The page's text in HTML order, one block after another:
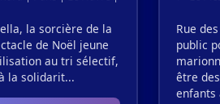
la sorcière de la
de Noël jeune
au tri sélectif,
la solidarit...
Rue
public
être
enfants